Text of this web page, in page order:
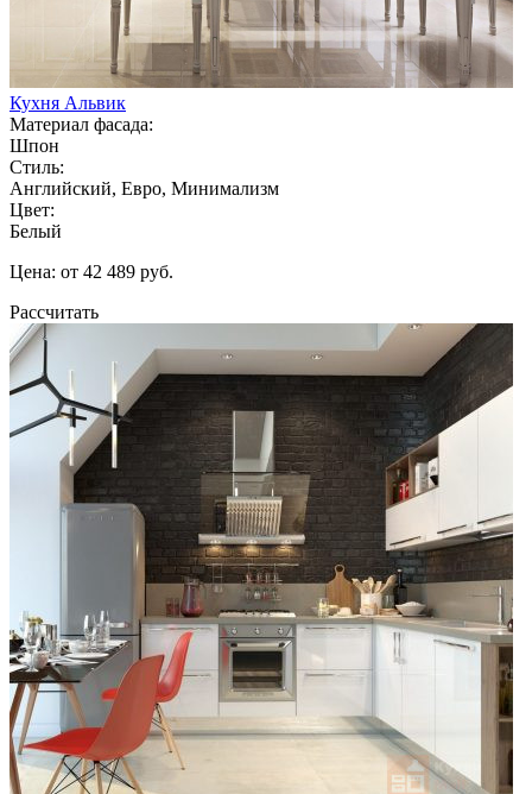
Кухня Альвик
Материал фасада:
Шпон
Стиль:
Английский, Евро, Минимализм
Цвет:
Белый
Цена: от 42 489 руб.
Рассчитать